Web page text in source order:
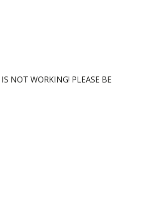
NOT WORKING! PLEASE BE